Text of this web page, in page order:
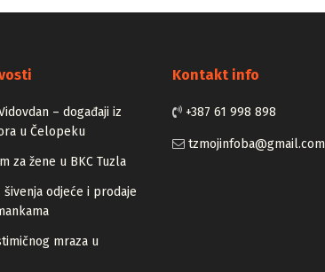
– događaji iz
u Čelopeku
za žene u BKC Tuzla
odjeće i prodaje
mraza u
Kontakt info
+387 61 998 898
tzmojinfoba@gmail.com